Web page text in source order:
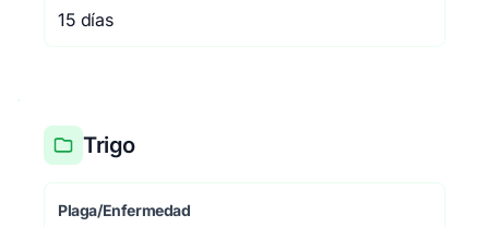
15 días
Trigo
Plaga/Enfermedad